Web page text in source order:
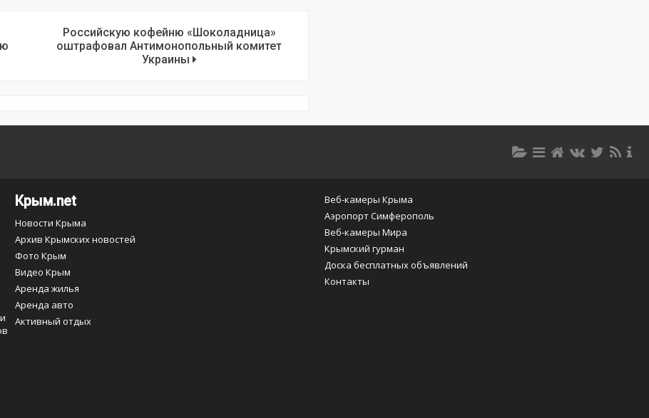
Российскую кофейню «Шоколадница»
оштрафовал Антимонопольный комитет
Украины
Крым.net
Новости Крыма
Архив Крымских новостей
Фото Крым
Видео Крым
Аренда жилья
Аренда авто
Активный отдых
Веб-камеры Крыма
Аэропорт Симферополь
Веб-камеры Мира
Крымский гурман
Доска бесплатных объявлений
Контакты